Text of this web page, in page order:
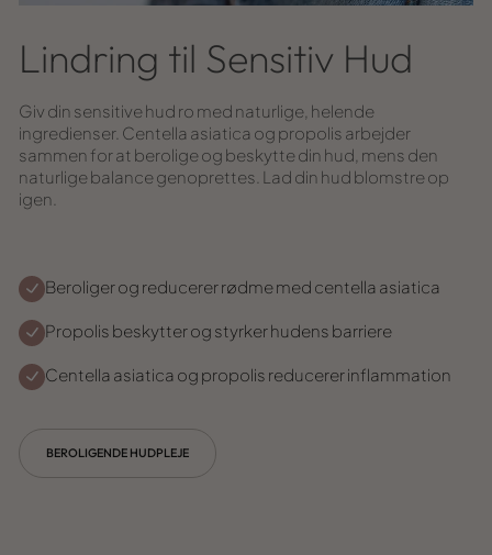
Lindring til Sensitiv Hud
Giv din sensitive hud ro med naturlige, helende
ingredienser. Centella asiatica og propolis arbejder
sammen for at berolige og beskytte din hud, mens den
naturlige balance genoprettes. Lad din hud blomstre op
igen.
Beroliger og reducerer rødme med centella asiatica
Propolis beskytter og styrker hudens barriere
Centella asiatica og propolis reducerer inflammation
BEROLIGENDE HUDPLEJE